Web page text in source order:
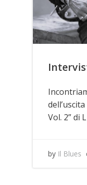
Vol. 2” di
by Il Blues